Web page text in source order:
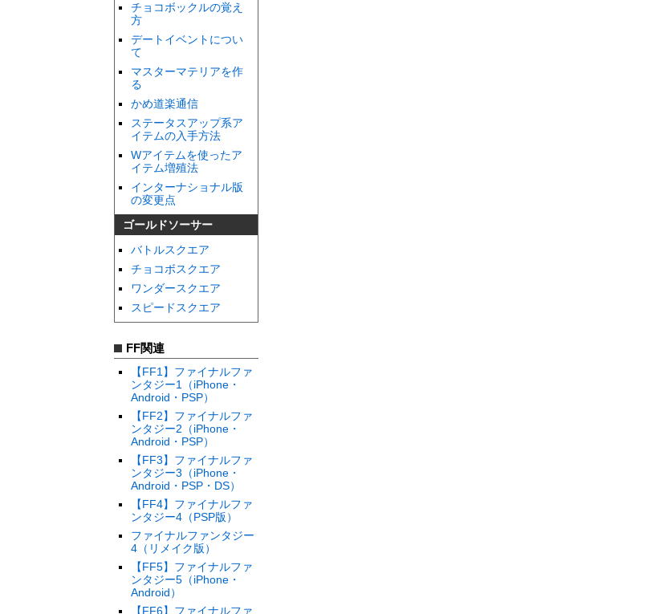
チョコボックルの覚え
方
デートイベントについ
て
マスターマテリアを作
る
かめ道楽通信
ステータスアップ系ア
イテムの入手方法
Wアイテムを使ったア
イテム増殖法
インターナショナル版
の変更点
ゴールドソーサー
バトルスクエア
チョコボスクエア
ワンダースクエア
スピードスクエア
FF関連
【FF1】ファイナルファ
ンタジー1（iPhone・
Android・PSP）
【FF2】ファイナルファ
ンタジー2（iPhone・
Android・PSP）
【FF3】ファイナルファ
ンタジー3（iPhone・
Android・PSP・DS）
【FF4】ファイナルファ
ンタジー4（PSP版）
ファイナルファンタジー
4（リメイク版）
【FF5】ファイナルファ
ンタジー5（iPhone・
Android）
【FF6】ファイナルファ